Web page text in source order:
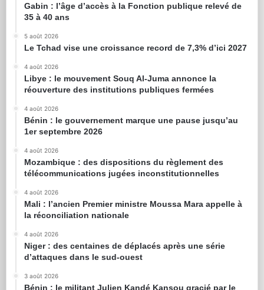
Gabin : l’âge d’accès à la Fonction publique relevé de
35 à 40 ans
5 août 2026
Le Tchad vise une croissance record de 7,3% d’ici 2027
4 août 2026
Libye : le mouvement Souq Al-Juma annonce la
réouverture des institutions publiques fermées
4 août 2026
Bénin : le gouvernement marque une pause jusqu’au
1er septembre 2026
4 août 2026
Mozambique : des dispositions du règlement des
télécommunications jugées inconstitutionnelles
4 août 2026
Mali : l’ancien Premier ministre Moussa Mara appelle à
la réconciliation nationale
4 août 2026
Niger : des centaines de déplacés après une série
d’attaques dans le sud-ouest
3 août 2026
Bénin : le militant Julien Kandé Kansou gracié par le